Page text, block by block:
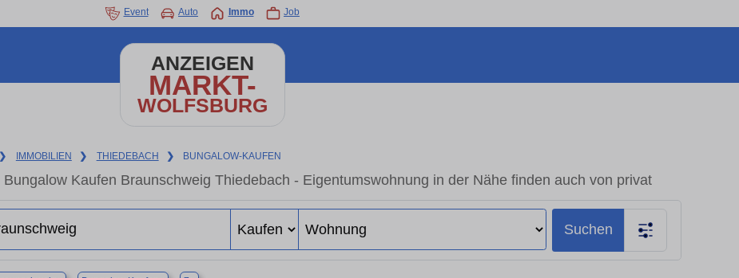
Event Auto Immo Job
ANZEIGEN
MARKT-
WOLFSBURG
❯ IMMOBILIEN ❯ THIEDEBACH ❯ BUNGALOW-KAUFEN
Bungalow Kaufen Braunschweig Thiedebach - Eigentumswohnung in der Nähe finden auch von privat
Suchen